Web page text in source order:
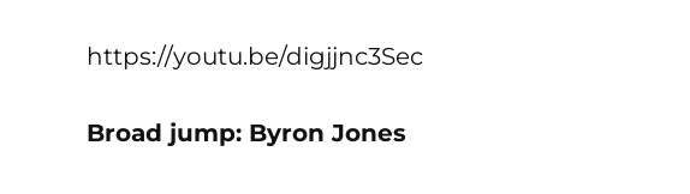
https://youtu.be/digjjnc3Sec
Broad jump: Byron Jones